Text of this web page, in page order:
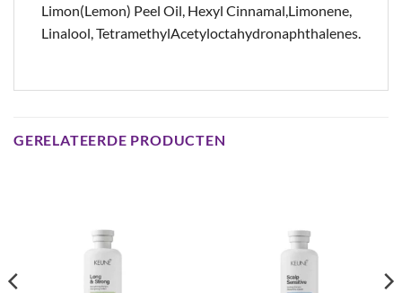
Limon(Lemon) Peel Oil, Hexyl Cinnamal,Limonene,
Linalool, TetramethylAcetyloctahydronaphthalenes.​
GERELATEERDE PRODUCTEN